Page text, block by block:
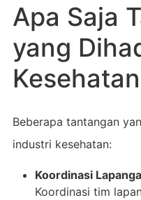
Apa Saja
yang
Beberapa tantangan
industri kesehatan:
Koordinasi
Koordinasi tim